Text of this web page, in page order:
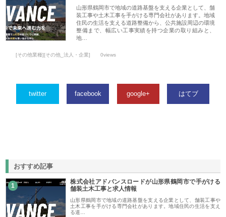
山形県鶴岡市で地域の道路基盤を支える企業として、舗
装工事や土木工事を手がける専門会社があります。地域
住民の生活を支える道路整備から、公共施設周辺の環境
整備まで、幅広い工事実績を持つ企業の取り組みと、
地…
[その他業種][その他_法人・企業] 0views
twitter facebook google+ はてブ
おすすめ記事
1
株式会社アドバンスロードが山形県鶴岡市で手がける
舗装土木工事と求人情報
山形県鶴岡市で地域の道路基盤を支える企業として、舗装工事や
土木工事を手がける専門会社があります。地域住民の生活を支え
る道…